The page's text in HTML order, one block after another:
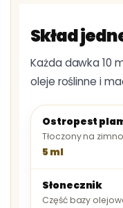
Skład
Każda dawka 10
oleje roślinne i
Ostropest
Tłoczony na
5 ml
Słonecznik
Część bazy